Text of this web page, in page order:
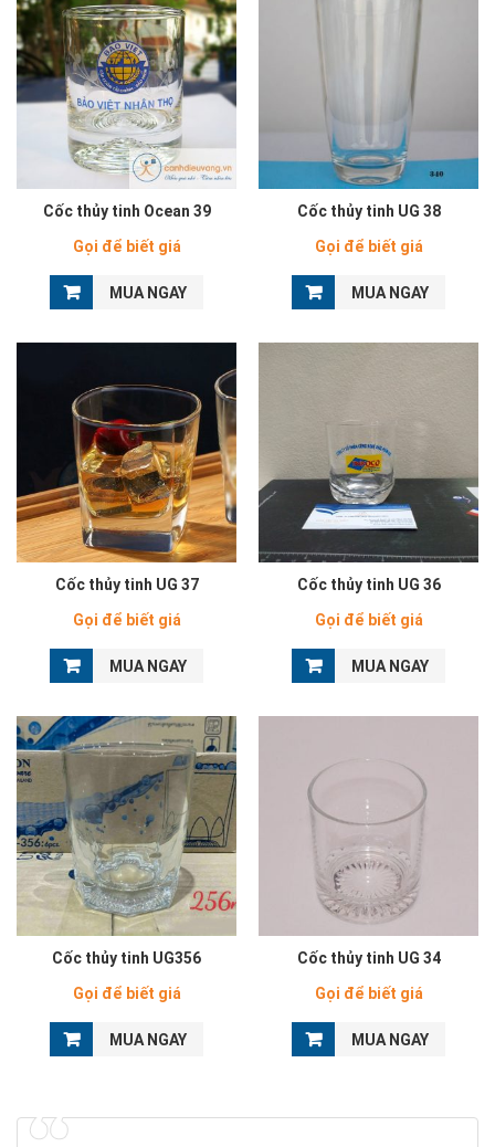
Cốc thủy tinh Ocean 39
Gọi để biết giá
MUA NGAY
Cốc thủy tinh UG 38
Gọi để biết giá
MUA NGAY
Cốc thủy tinh UG 37
Gọi để biết giá
MUA NGAY
Cốc thủy tinh UG 36
Gọi để biết giá
MUA NGAY
Cốc thủy tinh UG356
Gọi để biết giá
MUA NGAY
Cốc thủy tinh UG 34
Gọi để biết giá
MUA NGAY